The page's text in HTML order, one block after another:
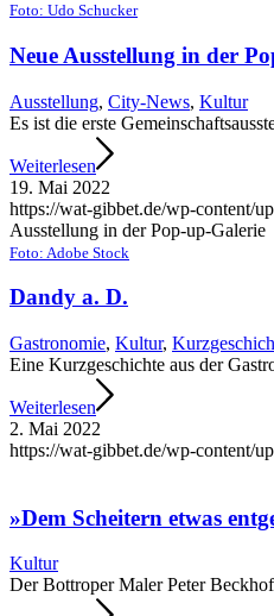
Foto: Udo Schucker
Neue Ausstellung in der
Ausstellung, City-News, Kultur
Es ist die erste
Weiterlesen
19. Mai 2022
https://wat-gibbet.de/wp-content/
Ausstellung in der Pop-up-Galerie
Foto: Adobe Stock
Dandy a. D.
Gastronomie, Kultur,
Eine Kurzgeschichte aus der
Weiterlesen
2. Mai 2022
https://wat-gibbet.de/wp-content/
»Dem Scheitern etwas
Kultur
Der Bottroper Maler Peter